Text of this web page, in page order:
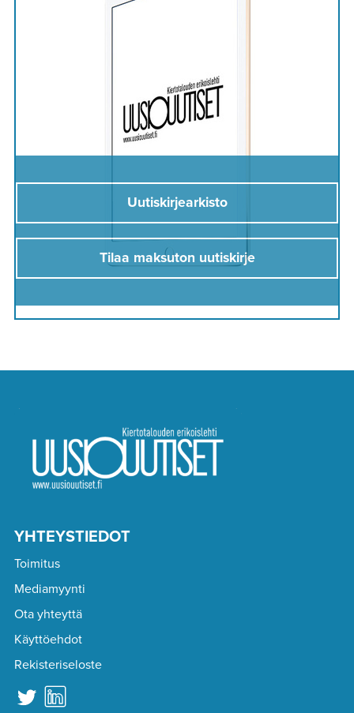
Uutiskirjearkisto
Tilaa maksuton uutiskirje
YHTEYSTIEDOT
Toimitus
Mediamyynti
Ota yhteyttä
Käyttöehdot
Rekisteriseloste